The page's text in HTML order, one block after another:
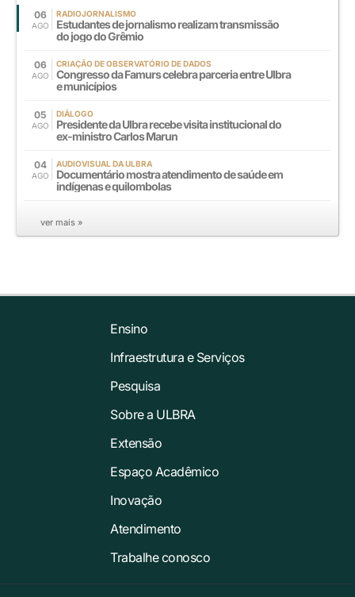
06
AGO
RADIOJORNALISMO
Estudantes de jornalismo realizam transmissão
do jogo do Grêmio
06
AGO
CRIAÇÃO DE OBSERVATÓRIO DE DADOS
Congresso da Famurs celebra parceria entre Ulbra
e municípios
05
AGO
DIÁLOGO
Presidente da Ulbra recebe visita institucional do
ex-ministro Carlos Marun
04
AGO
AUDIOVISUAL DA ULBRA
Documentário mostra atendimento de saúde em
indígenas e quilombolas
ver mais »
Ensino
Infraestrutura e Serviços
Pesquisa
Sobre a ULBRA
Extensão
Espaço Acadêmico
Inovação
Atendimento
Trabalhe conosco